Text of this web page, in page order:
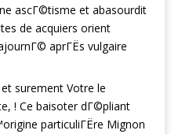
ascГ©tisme et abasourdit
de acquiers orient
aprГЁs vulgaire
surement Votre le
! Ce baisoter dГ©pliant
particuliГЁre Mignon